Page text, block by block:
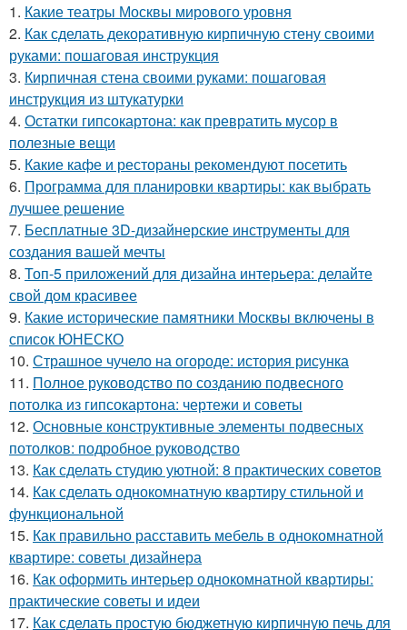
1. Какие театры Москвы мирового уровня
2. Как сделать декоративную кирпичную стену своими
руками: пошаговая инструкция
3. Кирпичная стена своими руками: пошаговая
инструкция из штукатурки
4. Остатки гипсокартона: как превратить мусор в
полезные вещи
5. Какие кафе и рестораны рекомендуют посетить
6. Программа для планировки квартиры: как выбрать
лучшее решение
7. Бесплатные 3D-дизайнерские инструменты для
создания вашей мечты
8. Топ-5 приложений для дизайна интерьера: делайте
свой дом красивее
9. Какие исторические памятники Москвы включены в
список ЮНЕСКО
10. Страшное чучело на огороде: история рисунка
11. Полное руководство по созданию подвесного
потолка из гипсокартона: чертежи и советы
12. Основные конструктивные элементы подвесных
потолков: подробное руководство
13. Как сделать студию уютной: 8 практических советов
14. Как сделать однокомнатную квартиру стильной и
функциональной
15. Как правильно расставить мебель в однокомнатной
квартире: советы дизайнера
16. Как оформить интерьер однокомнатной квартиры:
практические советы и идеи
17. Как сделать простую бюджетную кирпичную печь для